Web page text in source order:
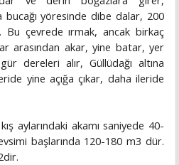
bucağı yöresinde dibe dalar, 200
Bu çevrede ırmak, ancak birkaç
arasından akar, yine batar, yer
dereleri alır, Güllüdağı altına
yine açığa çıkar, daha ileride
aylarındaki akamı saniyede 40-
başlarında 120-180 m3 dür.